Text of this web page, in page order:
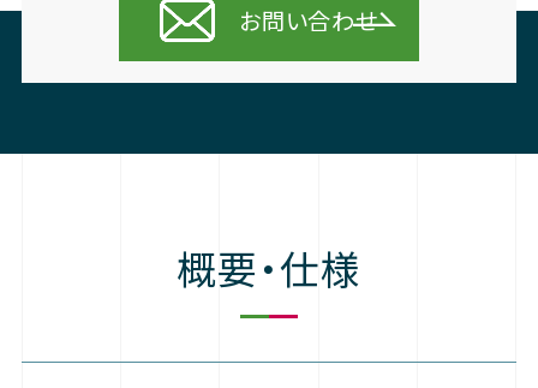
お問い合わせ
概要・仕様